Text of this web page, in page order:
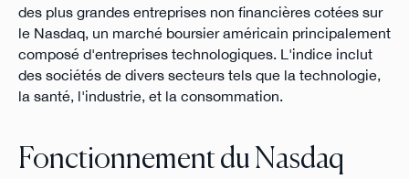
des plus grandes entreprises non financières cotées sur
le Nasdaq, un marché boursier américain principalement
composé d'entreprises technologiques. L'indice inclut
des sociétés de divers secteurs tels que la technologie,
la santé, l'industrie, et la consommation.
Fonctionnement du Nasdaq